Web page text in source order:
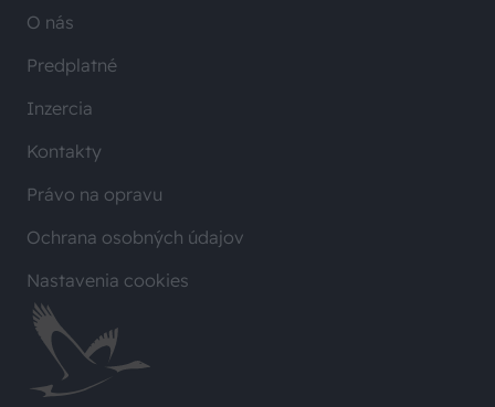
O nás
Predplatné
Inzercia
Kontakty
Právo na opravu
Ochrana osobných údajov
Nastavenia cookies